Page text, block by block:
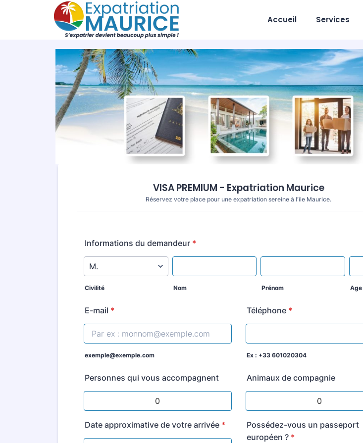
Accueil Services
VISA PREMIUM - Expatriation Maurice
Réservez votre place pour une expatriation sereine à l'île Maurice.
Informations du demandeur *
Civilité Nom Prénom Age
E-mail *
exemple@exemple.com
Téléphone *
Ex : +33 601020304
Personnes qui vous accompagnent Animaux de compagnie
Date approximative de votre arrivée *
Possédez-vous un passeport
européen ? *